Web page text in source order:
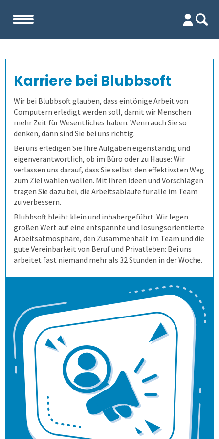
Unternehmen
Team
Firma
Kennenlernen
Referenzen
Schulungen und Webinare
Datenschutz
Nachrichten
Newsletter
Evaluation
Wofür ist es gut?
Lehrevaluation
Wer erfährt was, und wie?
Prüfungen
Prüfungsprozess
Befragungen
Karriere bei Blubbsoft
Wir bei Blubbsoft glauben, dass eintönige Arbeit von
Computern erledigt werden soll, damit wir Menschen
mehr Zeit für Wesentliches haben. Wenn auch Sie so
denken, dann sind Sie bei uns richtig.
Bei uns erledigen Sie Ihre Aufgaben eigenständig und
eigenverantwortlich, ob im Büro oder zu Hause: Wir
verlassen uns darauf, dass Sie selbst den effektivsten Weg
zum Ziel wählen wollen. Mit Ihren Ideen und Vorschlägen
tragen Sie dazu bei, die Arbeitsabläufe für alle im Team
zu verbessern.
Blubbsoft bleibt klein und inhabergeführt. Wir legen
großen Wert auf eine entspannte und lösungsorientierte
Arbeitsatmosphäre, den Zusammenhalt im Team und die
gute Vereinbarkeit von Beruf und Privatleben: Bei uns
arbeitet fast niemand mehr als 32 Stunden in der Woche.